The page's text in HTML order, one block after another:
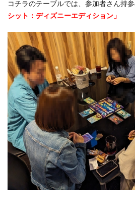
コチラのテーブルでは、参加者さん持
シット：ディズニーエディション」